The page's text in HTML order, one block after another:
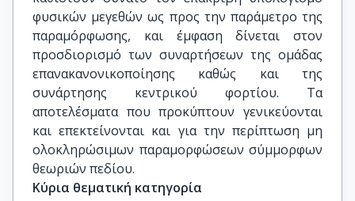
φυσικών μεγεθών ως προς την παράμετρο της
παραμόρφωσης, και έμφαση δίνεται στον
προσδιορισμό των συναρτήσεων της ομάδας
επανακανονικοποίησης καθώς και της
συνάρτησης κεντρικού φορτίου. Τα
αποτελέσματα που προκύπτουν γενικεύονται
και επεκτείνονται και για την περίπτωση μη
ολοκληρώσιμων παραμορφώσεων σύμμορφων
θεωριών πεδίου.
Κύρια θεματική κατηγορία